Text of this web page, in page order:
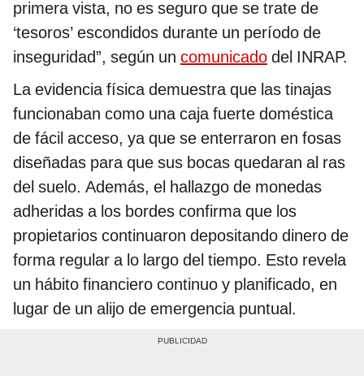
primera vista, no es seguro que se trate de
‘tesoros’ escondidos durante un período de
inseguridad”, según un comunicado del INRAP.
La evidencia física demuestra que las tinajas
funcionaban como una caja fuerte doméstica
de fácil acceso, ya que se enterraron en fosas
diseñadas para que sus bocas quedaran al ras
del suelo. Además, el hallazgo de monedas
adheridas a los bordes confirma que los
propietarios continuaron depositando dinero de
forma regular a lo largo del tiempo. Esto revela
un hábito financiero continuo y planificado, en
lugar de un alijo de emergencia puntual.